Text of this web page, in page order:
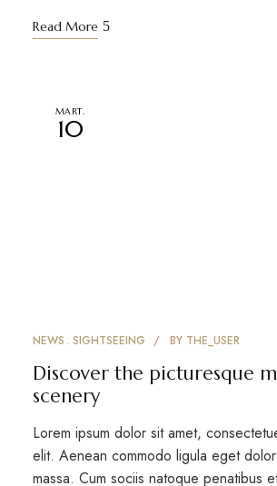
Read More
MART.
10
NEWS SIGHTSEEING BY THE_USER
Discover the picturesque
scenery
Lorem ipsum dolor sit amet,
elit. Aenean commodo ligula eget
massa. Cum sociis natoque penatibus